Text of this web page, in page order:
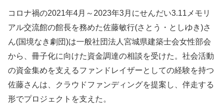
コロナ禍の2021年4月～2023年3月にせんだい3.11メモリ
アル交流館の館長を務めた佐藤敏行(さとう・としゆき)さ
ん(国境なき劇団)は一般社団法人宮城県建築士会女性部会
から、冊子化に向けた資金調達の相談を受けた。社会活動
の資金集めを支えるファンドレイザーとしての経験を持つ
佐藤さんは、クラウドファンディングを提案し、伴走する
形でプロジェクトを支えた。